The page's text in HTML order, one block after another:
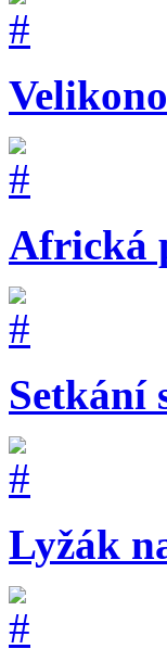
Africká
Setkání
Lyžák